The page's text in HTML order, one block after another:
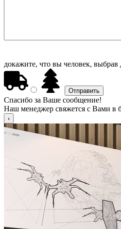
докажите, что вы человек, выбрав
Спасибо за Ваше сообщение!
Наш менеджер свяжется с Вами в